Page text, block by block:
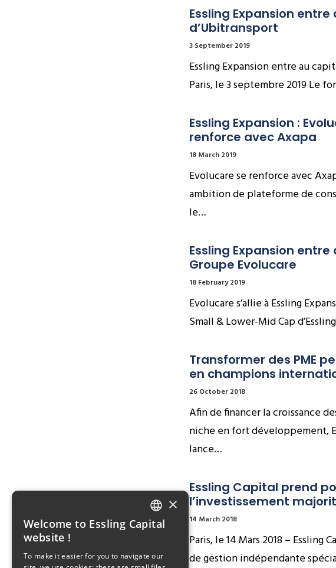
Essling Expansion
d’Ubitransport
3 September 2019
Essling Expansion entre au
Paris, le 3 septembre 2019 Le
Essling Expansion :
renforce avec Axapa
18 March 2019
Evolucare se renforce avec
ambition de plateforme de
le…
Essling Expansion
Groupe Evolucare
18 February 2019
Evolucare s’allie à Essling
Small & Lower-Mid Cap
Transformer des PME
en champions
26 October 2018
Afin de financer la croissance
niche en fort développement,
lance…
Essling Capital prend
l’investissement
14 March 2018
Paris, le 14 Mars 2018 – Essling
de gestion indépendante
FRENCH
×
Welcome to Essling Capital
website !
To make it easier for you to navigate our